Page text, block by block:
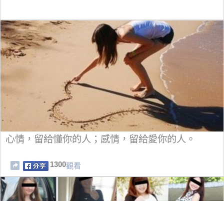
心情，留給懂你的人；感情，留給愛你的人。
1300觀看